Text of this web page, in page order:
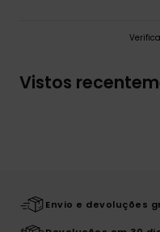
Vistos
Envio e devoluções